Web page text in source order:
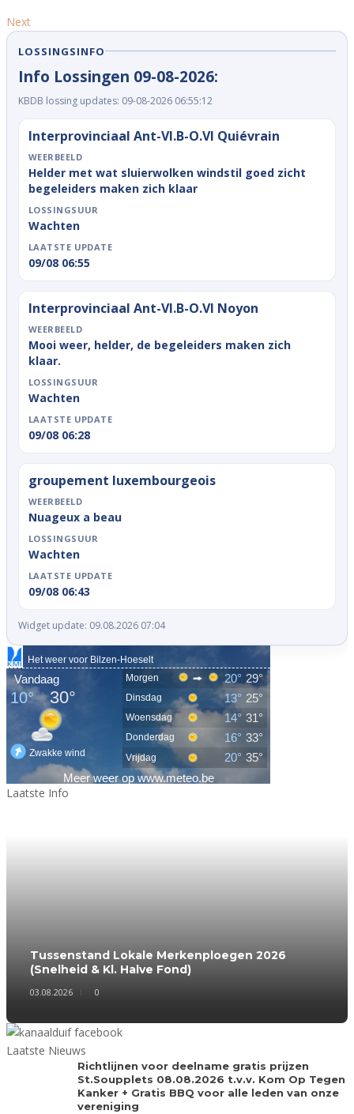
Next
LOSSINGSINFO
Info Lossingen 09-08-2026:
KBDB lossing updates: 09-08-2026 06:55:12
Interprovinciaal Ant-Vl.B-O.Vl Quiévrain
WEERBEELD
Helder met wat sluierwolken windstil goed zicht
begeleiders maken zich klaar
LOSSINGSUUR
Wachten
LAATSTE UPDATE
09/08 06:55
Interprovinciaal Ant-Vl.B-O.Vl Noyon
WEERBEELD
Mooi weer, helder, de begeleiders maken zich
klaar.
LOSSINGSUUR
Wachten
LAATSTE UPDATE
09/08 06:28
groupement luxembourgeois
WEERBEELD
Nuageux a beau
LOSSINGSUUR
Wachten
LAATSTE UPDATE
09/08 06:43
Widget update: 09.08.2026 07:04
Laatste Info
Tussenstand Lokale Merkenploegen 2026
(Snelheid & Kl. Halve Fond)
03.08.2026 0
Laatste Nieuws
Richtlijnen voor deelname gratis prijzen
St.Soupplets 08.08.2026 t.v.v. Kom Op Tegen
Kanker + Gratis BBQ voor alle leden van onze
vereniging